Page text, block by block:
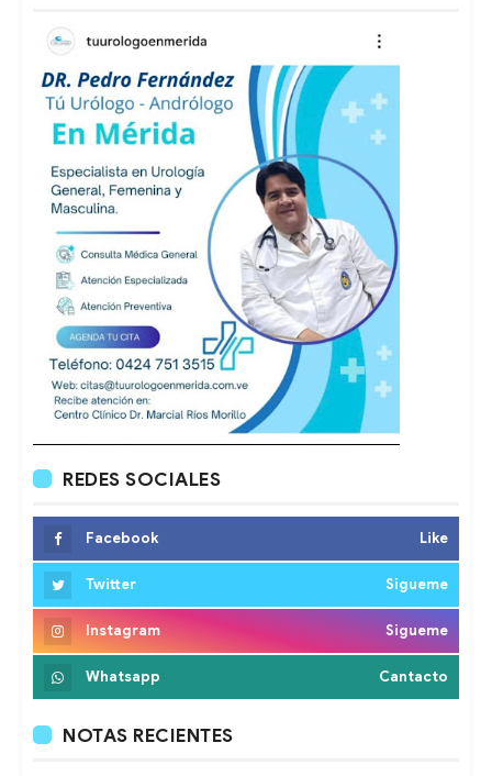
REDES SOCIALES
Facebook Like
Twitter Sigueme
Instagram Sigueme
Whatsapp Cantacto
NOTAS RECIENTES